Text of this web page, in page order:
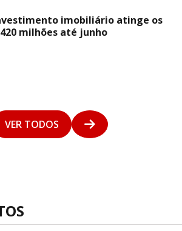
imobiliário atinge os
milhões até junho
VER TODOS